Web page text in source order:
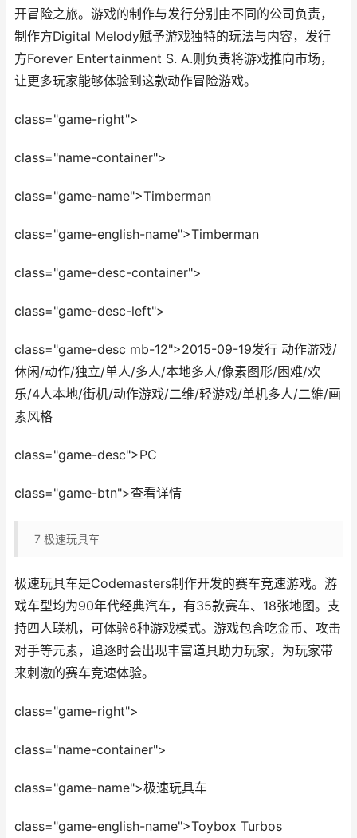
开冒险之旅。游戏的制作与发行分别由不同的公司负责，
制作方Digital Melody赋予游戏独特的玩法与内容，发行
方Forever Entertainment S. A.则负责将游戏推向市场，
让更多玩家能够体验到这款动作冒险游戏。
class="game-right">
class="name-container">
class="game-name">Timberman
class="game-english-name">Timberman
class="game-desc-container">
class="game-desc-left">
class="game-desc mb-12">2015-09-19发行 动作游戏/
休闲/动作/独立/单人/多人/本地多人/像素图形/困难/欢
乐/4人本地/街机/动作游戏/二维/轻游戏/单机多人/二維/画
素风格
class="game-desc">PC
class="game-btn">查看详情
7 极速玩具车
极速玩具车是Codemasters制作开发的赛车竞速游戏。游
戏车型均为90年代经典汽车，有35款赛车、18张地图。支
持四人联机，可体验6种游戏模式。游戏包含吃金币、攻击
对手等元素，追逐时会出现丰富道具助力玩家，为玩家带
来刺激的赛车竞速体验。
class="game-right">
class="name-container">
class="game-name">极速玩具车
class="game-english-name">Toybox Turbos